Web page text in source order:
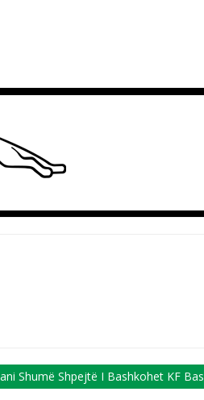
Shumë Shpejtë I Bashkohet KF Bashkimit!